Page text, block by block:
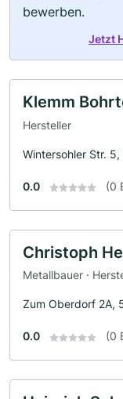
bewerben.
Jetzt
Klemm
Hersteller
Wintersohler Str.
0.0 (0
Christoph
Metallbauer ·
Zum Oberdorf 2A,
0.0 (0